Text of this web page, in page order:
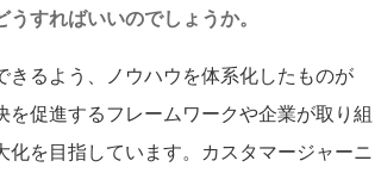
すればいいのでしょうか。
るよう、ノウハウを体系化したものが
を促進するフレームワークや企業が取り組
を目指しています。カスタマージャーニ